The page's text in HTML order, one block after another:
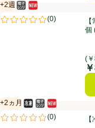
【常温】わらびの里 料
+2週
賞味・消費期限保証：2
電子レンジ使用可
新商品
(0)
評価は0件のレビューで
個
(
【冷凍】松栄軒 うなぎ
+2ヵ月
賞味・消費期限保証：
冷凍食品
電子レンジ使用可
新商品
(0)
評価は0件のレビューで5